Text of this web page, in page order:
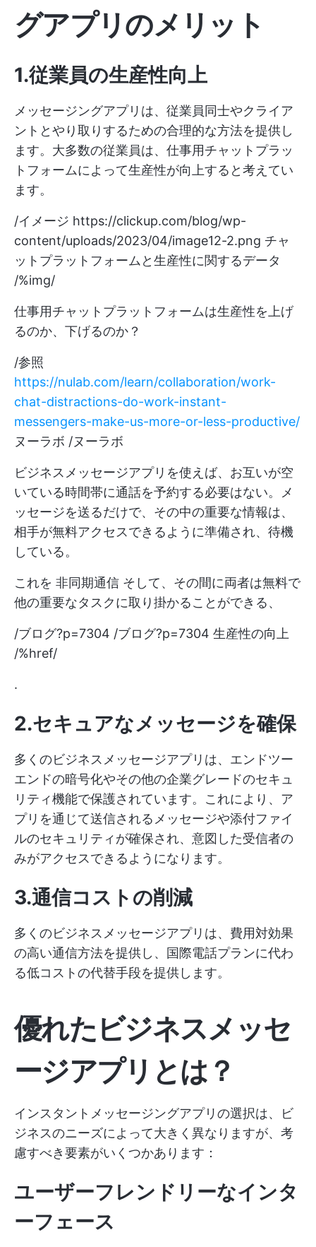
グアプリのメリット
1.従業員の生産性向上
メッセージングアプリは、従業員同士やクライア
ントとやり取りするための合理的な方法を提供し
ます。大多数の従業員は、仕事用チャットプラッ
トフォームによって生産性が向上すると考えてい
ます。
/イメージ https://clickup.com/blog/wp-
content/uploads/2023/04/image12-2.png チャ
ットプラットフォームと生産性に関するデータ
/%img/
仕事用チャットプラットフォームは生産性を上げ
るのか、下げるのか？
/参照
https://nulab.com/learn/collaboration/work-
chat-distractions-do-work-instant-
messengers-make-us-more-or-less-productive/
ヌーラボ /ヌーラボ
ビジネスメッセージアプリを使えば、お互いが空
いている時間帯に通話を予約する必要はない。メ
ッセージを送るだけで、その中の重要な情報は、
相手が無料アクセスできるように準備され、待機
している。
これを 非同期通信 そして、その間に両者は無料で
他の重要なタスクに取り掛かることができる、
/ブログ?p=7304 /ブログ?p=7304 生産性の向上
/%href/
.
2.セキュアなメッセージを確保
多くのビジネスメッセージアプリは、エンドツー
エンドの暗号化やその他の企業グレードのセキュ
リティ機能で保護されています。これにより、ア
プリを通じて送信されるメッセージや添付ファイ
ルのセキュリティが確保され、意図した受信者の
みがアクセスできるようになります。
3.通信コストの削減
多くのビジネスメッセージアプリは、費用対効果
の高い通信方法を提供し、国際電話プランに代わ
る低コストの代替手段を提供します。
優れたビジネスメッセ
ージアプリとは？
インスタントメッセージングアプリの選択は、ビ
ジネスのニーズによって大きく異なりますが、考
慮すべき要素がいくつかあります：
ユーザーフレンドリーなインタ
ーフェース